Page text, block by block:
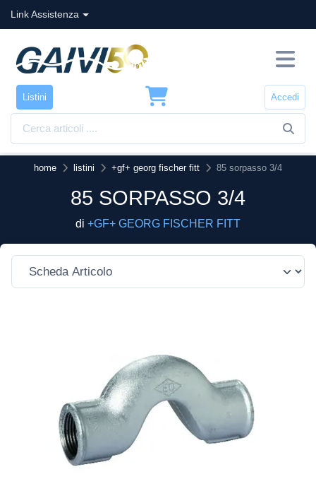
Link Assistenza
Listini Accedi
home listini +gf+ georg fischer fitt 85 sorpasso 3/4
85 SORPASSO 3/4
di +GF+ GEORG FISCHER FITT